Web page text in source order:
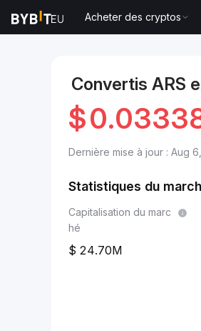
Acheter des cryptos
Convertis ARS
$
Dernière mise à jour : Aug
Statistiques du
Capitalisation du marc
hé
24.70M